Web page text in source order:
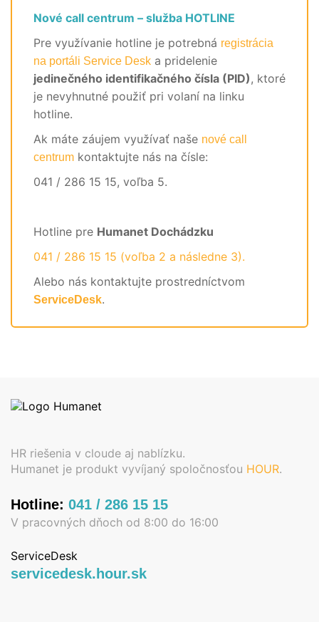
Nové call centrum – služba HOTLINE
Pre využívanie hotline je potrebná registrácia
na portáli Service Desk a pridelenie
jedinečného identifikačného čísla (PID), ktoré
je nevyhnutné použiť pri volaní na linku
hotline.
Ak máte záujem využívať naše nové call
centrum kontaktujte nás na čísle:
041 / 286 15 15, voľba 5.
Hotline pre Humanet Dochádzku
041 / 286 15 15 (voľba 2 a následne 3).
Alebo nás kontaktujte prostredníctvom
ServiceDesk.
HR riešenia v cloude aj nablízku.
Humanet je produkt vyvíjaný spoločnosťou HOUR.
Hotline: 041 / 286 15 15
V pracovných dňoch od 8:00 do 16:00
ServiceDesk
servicedesk.hour.sk